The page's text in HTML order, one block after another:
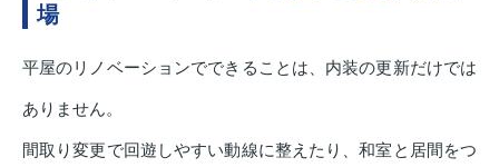
場
平屋のリノベーションでできることは、内装の更新だけでは
ありません。
間取り変更で回遊しやすい動線に整えたり、和室と居間をつ